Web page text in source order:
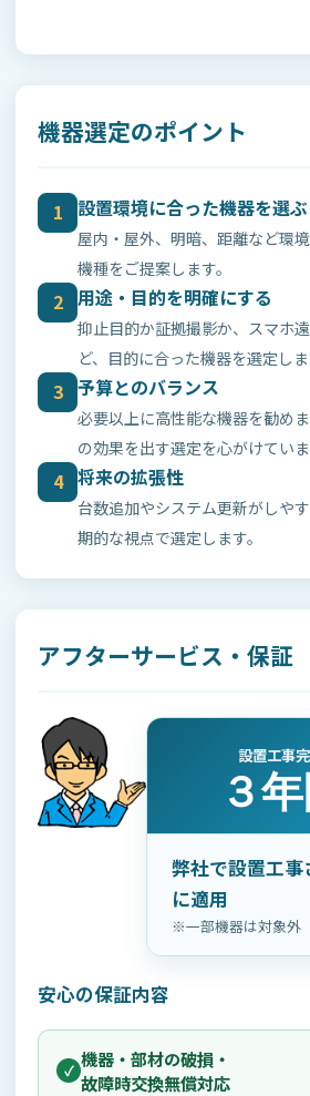
機器選定のポイント
1 設置環境に合った機器を選ぶ
屋内・屋外、明暗、距離など環
機種をご提案します。
2 用途・目的を明確にする
抑止目的か証拠撮影か、スマホ
ど、目的に合った機器を選定しま
3 予算とのバランス
必要以上に高性能な機器を勧め
の効果を出す選定を心がけていま
4 将来の拡張性
台数追加やシステム更新がしや
期的な視点で選定します。
アフターサービス・保証
設置工事
３
弊社で設置工
に適用
※一部機器は対象外
安心の保証内容
機器・部材の破損・
故障時交換無償対応